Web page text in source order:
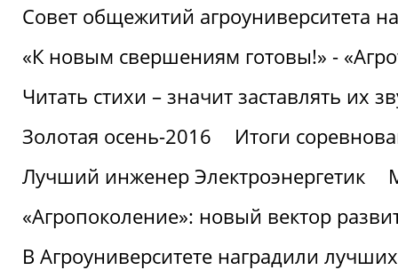
Совет общежитий агроуниверситета
«К новым свершениям готовы!» -
Читать стихи – значит заставлять их
Золотая осень-2016
Итоги
Лучший инженер Электроэнергетик
«Агропоколение»: новый вектор
В Агроуниверситете наградили